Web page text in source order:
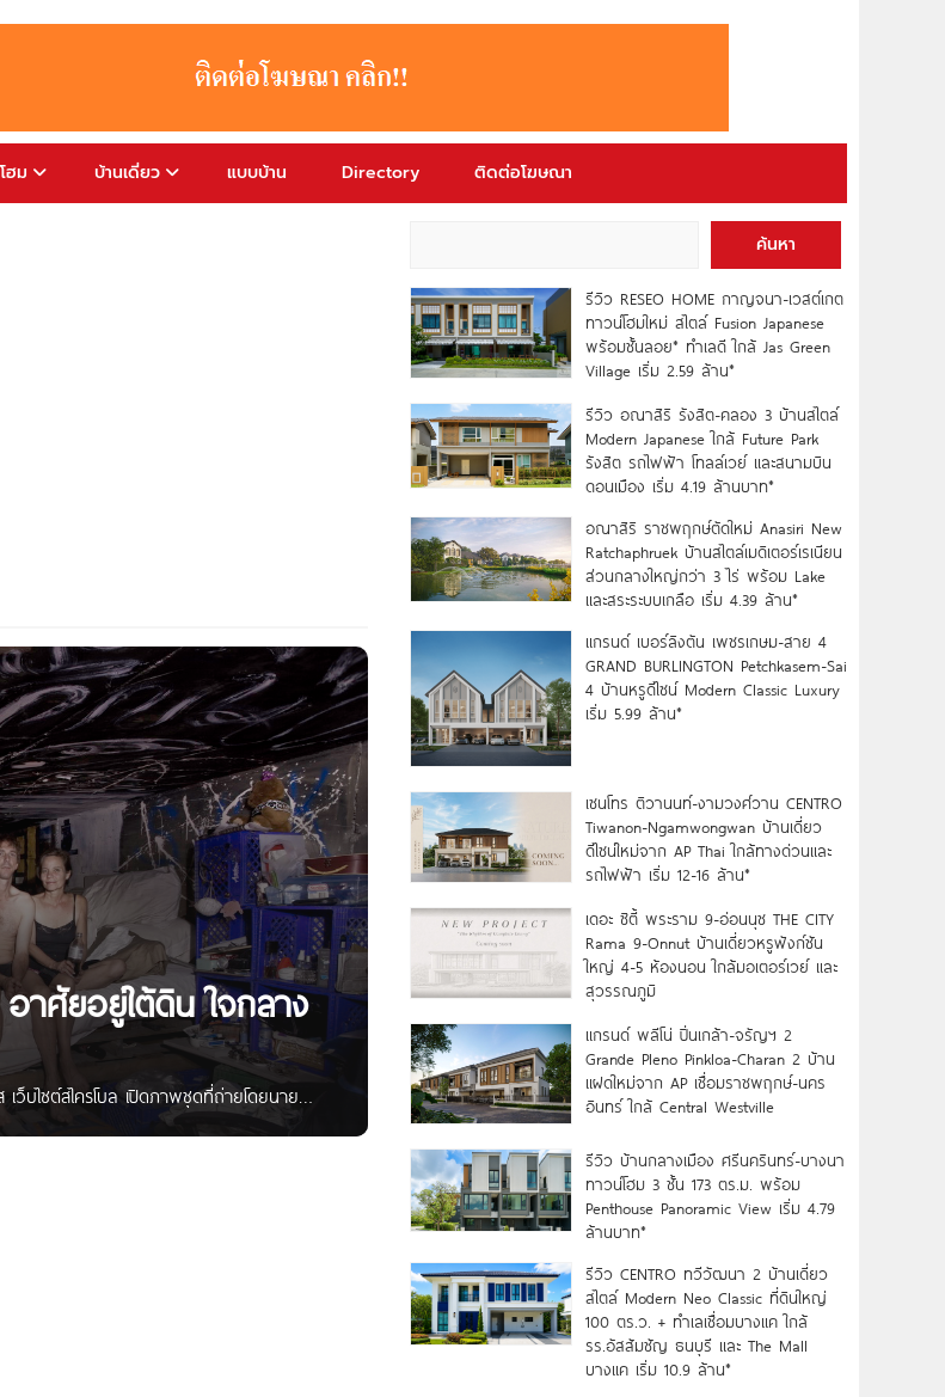
ฮม บ้านเดี่ยว แบบบ้าน Directory ติดต่อโฆษณา
ศัยอยู่ใต้ดิน ใจกลาง
บไซต์สไครโบล เปิดภาพชุดที่ถ่ายโดยนาย
ฐเนวาดา สหรัฐอเมริกา แต่ไม่ได้เป็นภาพตึก
ค้นหา
รีวิว RESEO HOME กาญจนา-เวสต์เกต
ทาวน์โฮมใหม่ สไตล์ Fusion Japanese
พร้อมชั้นลอย* ทำเลดี ใกล้ Jas Green
Village เริ่ม 2.59 ล้าน*
รีวิว อณาสิริ รังสิต-คลอง 3 บ้านสไตล์
Modern Japanese ใกล้ Future Park
รังสิต รถไฟฟ้า โทลล์เวย์ และสนามบิน
ดอนเมือง เริ่ม 4.19 ล้านบาท*
อณาสิริ ราชพฤกษ์ตัดใหม่ Anasiri New
Ratchaphruek บ้านสไตล์เมดิเตอร์เรเนียน
ส่วนกลางใหญ่กว่า 3 ไร่ พร้อม Lake
และสระระบบเกลือ เริ่ม 4.39 ล้าน*
แกรนด์ เบอร์ลิงตัน เพชรเกษม-สาย 4
GRAND BURLINGTON Petchkasem-Sai
4 บ้านหรูดีไซน์ Modern Classic Luxury
เริ่ม 5.99 ล้าน*
เซนโทร ติวานนท์-งามวงศ์วาน CENTRO
Tiwanon-Ngamwongwan บ้านเดี่ยว
ดีไซน์ใหม่จาก AP Thai ใกล้ทางด่วนและ
รถไฟฟ้า เริ่ม 12-16 ล้าน*
เดอะ ซิตี้ พระราม 9-อ่อนนุช THE CITY
Rama 9-Onnut บ้านเดี่ยวหรูฟังก์ชัน
ใหญ่ 4-5 ห้องนอน ใกล้มอเตอร์เวย์ และ
สุวรรณภูมิ
แกรนด์ พลีโน่ ปิ่นเกล้า-จรัญฯ 2
Grande Pleno Pinkloa-Charan 2 บ้าน
แฝดใหม่จาก AP เชื่อมราชพฤกษ์-นคร
อินทร์ ใกล้ Central Westville
รีวิว บ้านกลางเมือง ศรีนครินทร์-บางนา
ทาวน์โฮม 3 ชั้น 173 ตร.ม. พร้อม
Penthouse Panoramic View เริ่ม 4.79
ล้านบาท*
รีวิว CENTRO ทวีวัฒนา 2 บ้านเดี่ยว
สไตล์ Modern Neo Classic ที่ดินใหญ่
100 ตร.ว. + ทำเลเชื่อมบางแค ใกล้
รร.อัสสัมชัญ ธนบุรี และ The Mall
บางแค เริ่ม 10.9 ล้าน*